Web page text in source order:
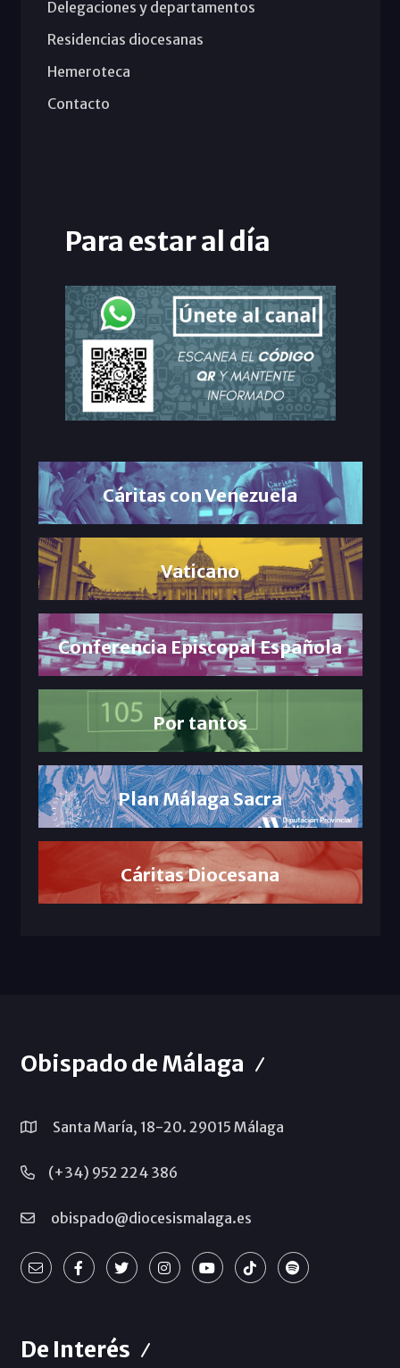
Delegaciones y departamentos
Residencias diocesanas
Hemeroteca
Contacto
Para estar al día
Cáritas con Venezuela
Vaticano
Conferencia Episcopal Española
Por tantos
Plan Málaga Sacra
Cáritas Diocesana
Obispado de Málaga
Santa María, 18-20. 29015 Málaga
(+34) 952 224 386
obispado@diocesismalaga.es
De Interés